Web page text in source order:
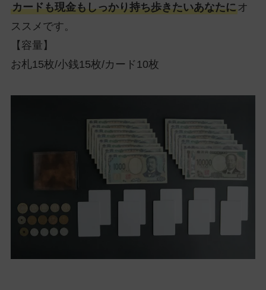
カードも現金もしっかり持ち歩きたいあなたにオ
ススメです。
【容量】
お札15枚/小銭15枚/カード10枚